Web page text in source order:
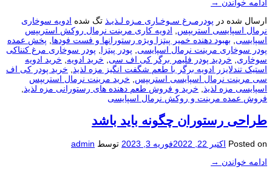
ادامه خواندن →
ارسال شده در پودرمـرغ سـوخـاری مـزه لـذیـذ تگ شده ادویه سوخاری
نرمال اسپایسی استریپس
ادویه کاری مرینت نرمال روکش استریپس
اسپایسی
بهبود دهنده خمیر پیتزا ویژه رستورانها و فست فودها
پخش عمده
پودر سوخاری مرینت نرمال اسپایسی
پودر پیتزا
پودر سوخاری مرغ کنناکی
سوخاری
خردید پودر فلیمر برگر کی اف سی خرید ادویه
خرید ادویه
استیک تندلایزر ادویه برگر با طعم شگفت انگیز مزه لذیذ
خرید پودر کی اف
سی مرینت نرمال اسپایسی استریپس
خرید مرینت نرمال استریپس
اسپایسی مزه لذیذ
خرید و فروش طعم دهنده های رستورانی مزه لذیذ
فروش عمده مرینت و روکش نرمال اسپایسی
طراحی رستوران چگونه باید باشد
Posted on اکتبر 22, 2022 فوریه 3, 2023 توسط admin
ادامه خواندن →